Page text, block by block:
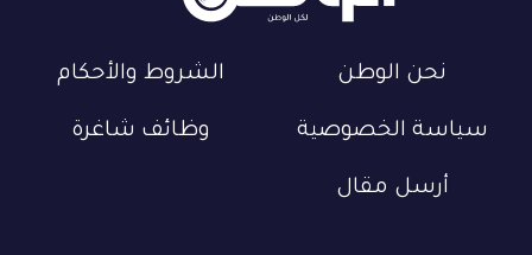
نحن الوطن الشروط والأحكام
سياسة الخصوصية وظائف شاغرة
أرسل مقال